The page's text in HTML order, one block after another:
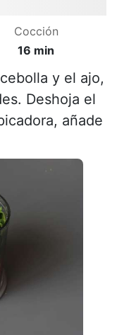
Cocción
16 min
y el ajo,
Deshoja el
añade